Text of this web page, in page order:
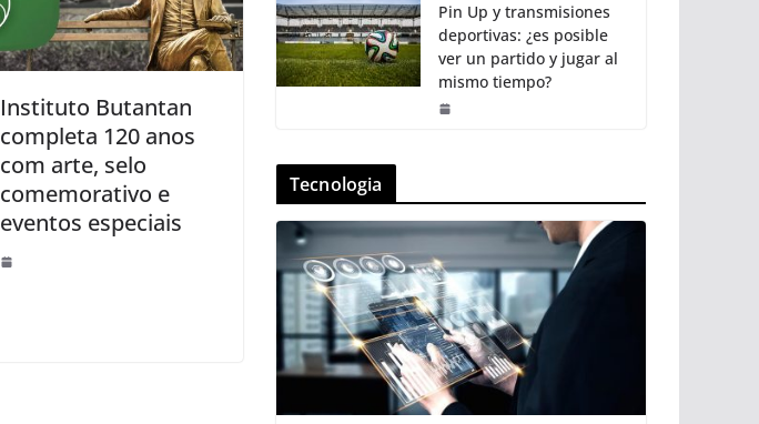
Instituto Butantan
completa 120 anos
com arte, selo
comemorativo e
eventos especiais
Pin Up y transmisiones
deportivas: ¿es posible
ver un partido y jugar al
mismo tiempo?
Tecnologia